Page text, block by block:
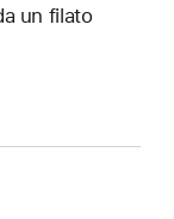
un filato